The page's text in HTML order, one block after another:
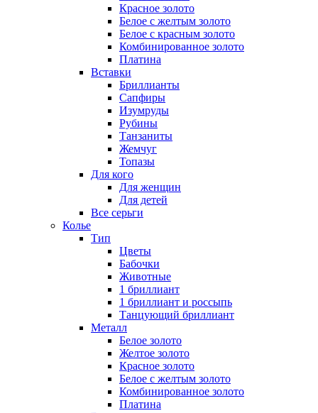
Красное золото
Белое с желтым золото
Белое с красным золото
Комбинированное золото
Платина
Вставки
Бриллианты
Сапфиры
Изумруды
Рубины
Танзаниты
Жемчуг
Топазы
Для кого
Для женщин
Для детей
Все серьги
Колье
Тип
Цветы
Бабочки
Животные
1 бриллиант
1 бриллиант и россыпь
Танцующий бриллиант
Металл
Белое золото
Желтое золото
Красное золото
Белое с желтым золото
Комбинированное золото
Платина